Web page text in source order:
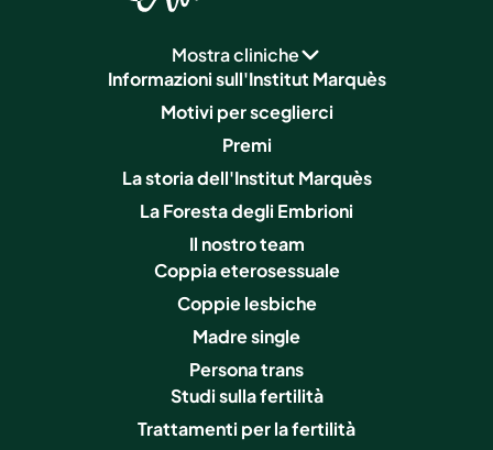
Mostra cliniche
Informazioni sull'Institut Marquès
Motivi per sceglierci
Premi
La storia dell'Institut Marquès
La Foresta degli Embrioni
Il nostro team
Coppia eterosessuale
Coppie lesbiche
Madre single
Persona trans
Studi sulla fertilità
Trattamenti per la fertilità